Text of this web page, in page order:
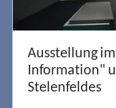
Ausstellung
Information"
Stelenfeldes